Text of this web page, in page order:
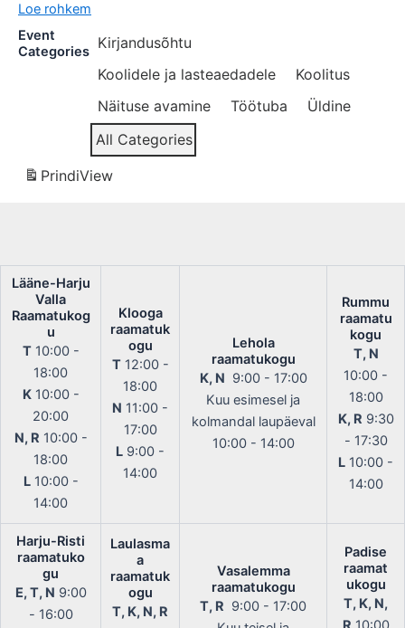
Valla
Raamatukogu
Loe rohkem
Event
Categories Kirjandusõhtu
Koolidele ja lasteaedadele
Koolitus
Näituse avamine
Töötuba
Üldine
All Categories
PrindiView
Lääne-Harju
Valla
Raamatukog
u
T10:00 -
18:00
K10:00 -
20:00
N, R 10:00 -
18:00
L10:00 -
14:00
Klooga
raamatuk
ogu
T12:00 -
18:00
N 11:00 -
17:00
L 9:00 -
14:00
Lehola
raamatukogu
K, N 9:00 - 17:00
Kuu esimesel ja
kolmandal laupäeval
10:00 - 14:00
Rummu
raamatu
kogu
T, N
10:00 -
18:00
K, R 9:30
- 17:30
L 10:00 -
14:00
Harju-Risti
raamatuko
gu
E, T, N 9:00
- 16:00
Laulasma
a
raamatuk
ogu
T, K, N, R
Vasalemma
raamatukogu
T, R 9:00 - 17:00
Padise
raamat
ukogu
T, K, N,